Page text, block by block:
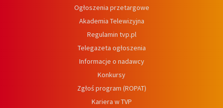
Ogłoszenia przetargowe
Akademia Telewizyjna
Regulamin tvp.pl
Telegazeta ogłoszenia
Informacje o nadawcy
Konkursy
Zgłoś program (ROPAT)
Kariera w TVP